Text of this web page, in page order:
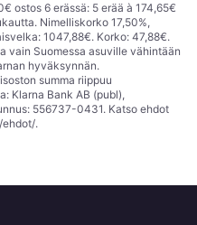
ostos 6 erässä: 5 erää à 174,65€
Nimelliskorko 17,50%,
1047,88€. Korko: 47,88€.
vain Suomessa asuville vähintään
hyväksynnän.
summa riippuu
Klarna Bank AB (publ),
556737-0431. Katso ehdot
ehdot/.